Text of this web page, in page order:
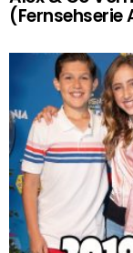
(Fernsehserie